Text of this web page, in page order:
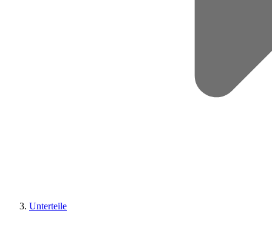
Unterteile